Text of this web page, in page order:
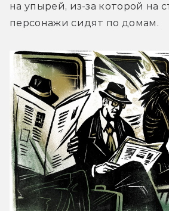
на упырей, из-за которой на
персонажи сидят по домам.